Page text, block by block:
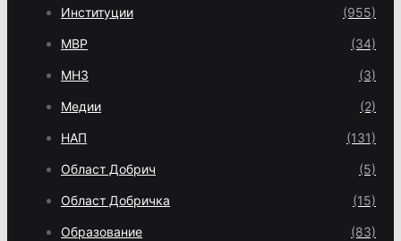
Институции (955)
МВР (34)
МНЗ (3)
Медии (2)
НАП (131)
Област Добрич (5)
Област Добричка (15)
Образование (83)